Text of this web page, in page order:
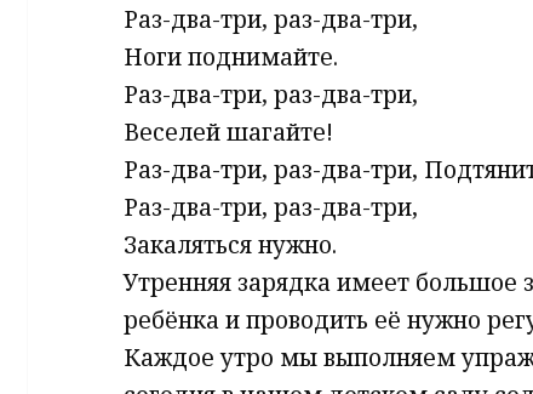
Раз-два-три, раз-два-три,
Ноги поднимайте.
Раз-два-три, раз-два-три,
Веселей шагайте!
Раз-два-три, раз-два-три,
Раз-два-три, раз-два-три,
Закаляться нужно.
Утренняя зарядка имеет большое
ребёнка и проводить её нужно
Каждое утро мы выполняем